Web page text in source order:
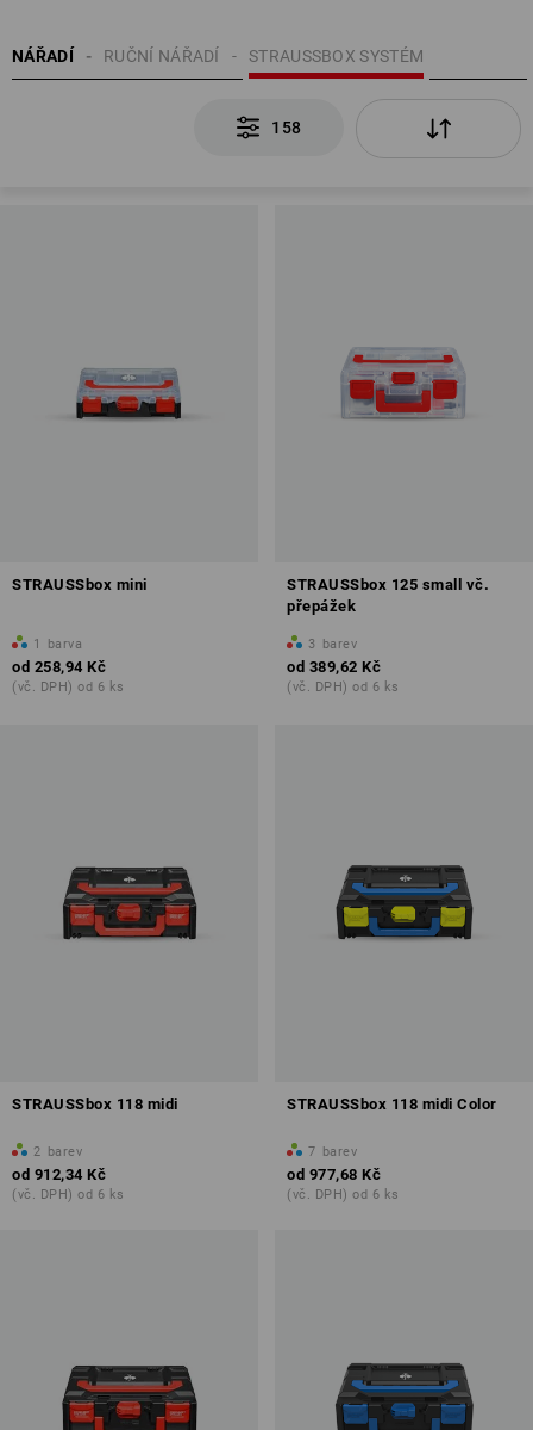
NÁŘADÍ STRAUSSBOX SYSTÉM
RUČNÍ NÁŘADÍ
158
STRAUSSbox mini
1 barva
od 258,94 Kč
(vč. DPH) od 6 ks
STRAUSSbox 125 small vč.
přepážek
3 barev
od 389,62 Kč
(vč. DPH) od 6 ks
STRAUSSbox 118 midi
2 barev
od 912,34 Kč
(vč. DPH) od 6 ks
STRAUSSbox 118 midi Color
7 barev
od 977,68 Kč
(vč. DPH) od 6 ks